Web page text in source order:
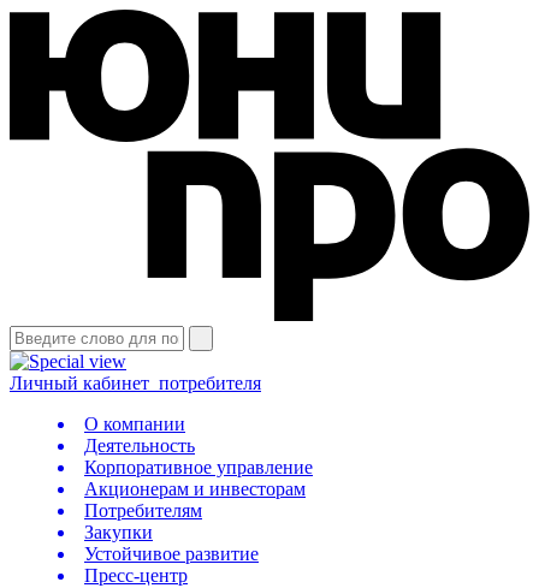
Личный кабинет потребителя
О компании
Деятельность
Корпоративное управление
Акционерам и инвесторам
Потребителям
Закупки
Устойчивое развитие
Пресс-центр